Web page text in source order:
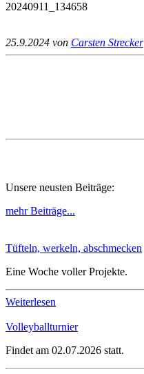
20240911_134658
25.9.2024 von Carsten Strecker
Unsere neusten Beiträge:
mehr Beiträge...
Tüfteln, werkeln, abschmecken
Eine Woche voller Projekte.
Weiterlesen
Volleyballturnier
Findet am 02.07.2026 statt.